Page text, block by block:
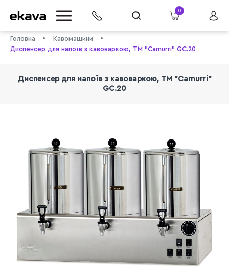
0
Головна
Кавомашини
Диспенсер для напоїв з кавоваркою, TM "Camurri" GC.20
Диспенсер для напоїв з кавоваркою, TM "Camurri"
GC.20